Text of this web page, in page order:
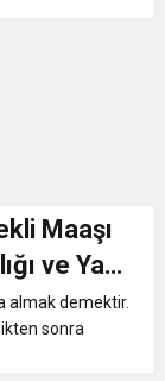
Maaşı
almak demektir.
sonra